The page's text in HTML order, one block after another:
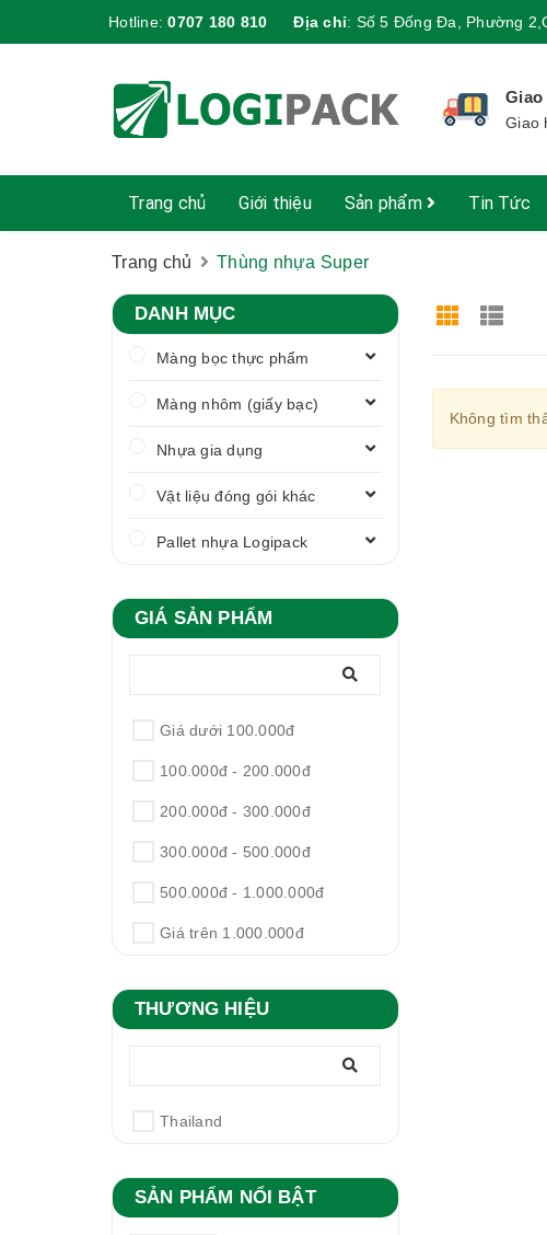
Hotline:0707 180 810 Địa chỉ: Số 5 Đống Đa, Phường
Giao
Giao
Trang chủ Giới thiệu Sản phẩm Tin Tức
Trang chủ Thùng nhựa Super
Không tìm
DANH MỤC
Màng bọc thực phẩm
Màng nhôm (giấy bạc)
Nhựa gia dụng
Vật liệu đóng gói khác
Pallet nhựa Logipack
GIÁ SẢN PHẨM
Giá dưới 100.000đ
100.000đ - 200.000đ
200.000đ - 300.000đ
300.000đ - 500.000đ
500.000đ - 1.000.000đ
Giá trên 1.000.000đ
THƯƠNG HIỆU
Thailand
SẢN PHẨM NỔI BẬT